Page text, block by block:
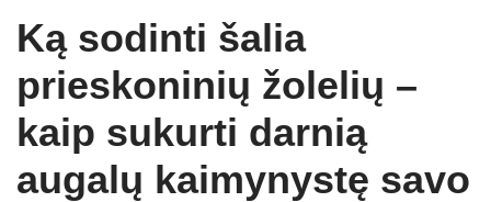
Ką sodinti šalia
prieskoninių žolelių –
kaip sukurti darnią
augalų kaimynystę savo